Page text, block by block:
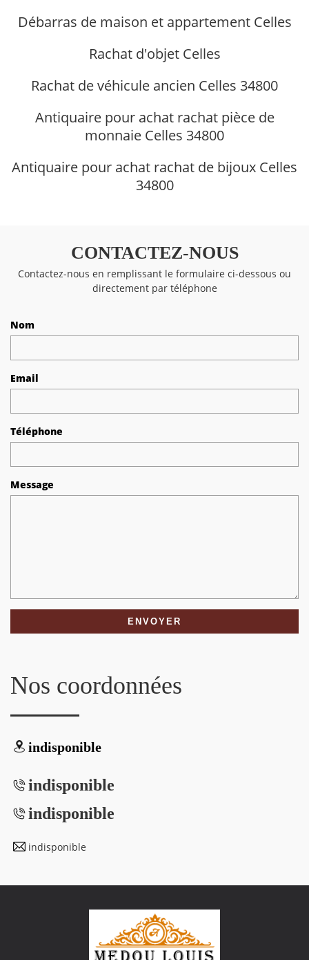
Débarras de maison et appartement Celles
Rachat d'objet Celles
Rachat de véhicule ancien Celles 34800
Antiquaire pour achat rachat pièce de
monnaie Celles 34800
Antiquaire pour achat rachat de bijoux Celles
34800
CONTACTEZ-NOUS
Contactez-nous en remplissant le formulaire ci-dessous ou
directement par téléphone
Nom
Email
Téléphone
Message
Nos coordonnées
indisponible
indisponible
indisponible
indisponible